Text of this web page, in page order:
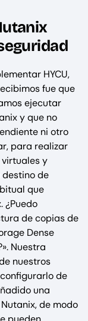
HYCU,
fue que
ejecutar
y que no
ni otro
para realizar
y
de
que
¿Puedo
de copias de
Dense
Nuestra
nuestros
de
una
de modo